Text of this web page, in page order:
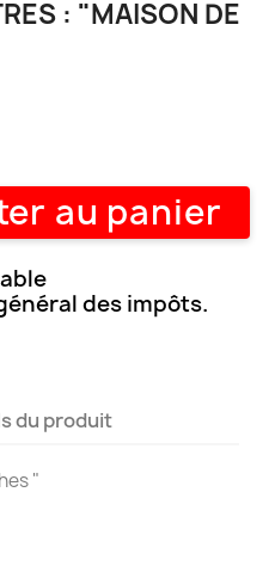
: "MAISON DE
au panier
des impôts.
du produit
"